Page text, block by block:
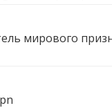
мирового